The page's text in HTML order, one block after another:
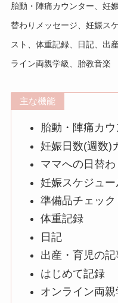
胎動・陣痛カウンター、妊
替わりメッセージ、妊娠ス
スト、体重記録、日記、出
ライン両親学級、胎教音楽
主な機能
胎動・陣痛カ
妊娠日数(週数)
ママへの日替
妊娠スケジュ
準備品チェック
体重記録
日記
出産・育児の記
はじめて記録
オンライン両親